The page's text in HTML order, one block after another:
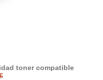
toner compatible